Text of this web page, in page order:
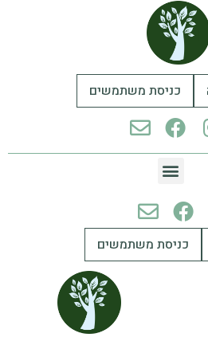
כניסת משתמשים
כניסת משתמשים